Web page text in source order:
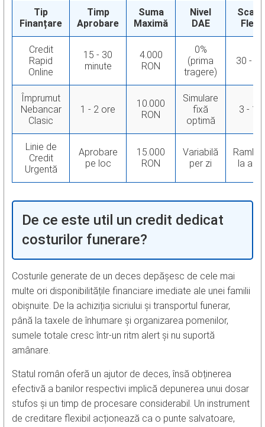
Tip
Finanțare
Timp
Aprobare
Suma
Maximă
Nivel
DAE
Credit
Rapid
Online
15 - 30
minute
4.000
RON
0%
(prima
tragere)
30 -
Împrumut
Nebancar
Clasic
1 - 2 ore
10.000
RON
Simulare
fixă
optimă
3 - 12
Linie de
Credit
Urgentă
Aprobare
pe loc
15.000
RON
Variabilă
per zi
la
De ce este util un credit dedicat
costurilor funerare?
Costurile generate de un deces depășesc de cele mai
multe ori disponibilitățile financiare imediate ale unei familii
obișnuite. De la achiziția sicriului și transportul funerar,
până la taxele de înhumare și organizarea pomenilor,
sumele totale cresc într-un ritm alert și nu suportă
amânare.
Statul român oferă un ajutor de deces, însă obținerea
efectivă a banilor respectivi implică depunerea unui dosar
stufos și un timp de procesare considerabil. Un instrument
de creditare flexibil acționează ca o punte salvatoare,